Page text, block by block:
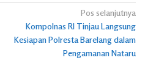
Pos selanjutnya
Kompolnas RI Tinjau Langsung
Kesiapan Polresta Barelang dalam
Pengamanan Nataru